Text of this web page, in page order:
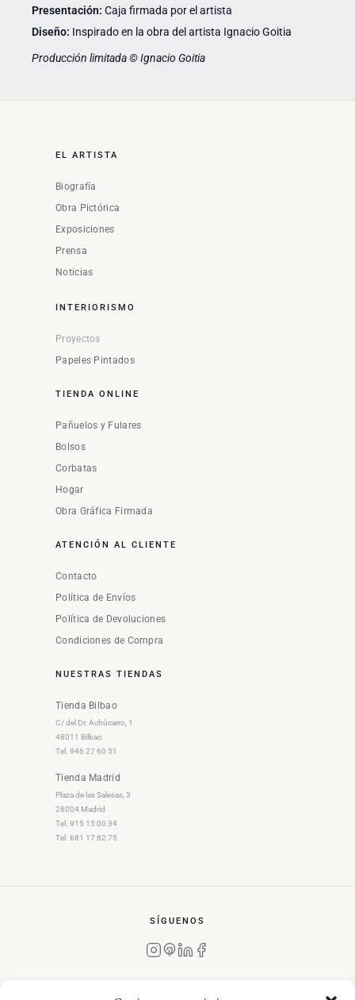
Presentación: Caja firmada por el artista
Diseño: Inspirado en la obra del artista Ignacio Goitia
Producción limitada © Ignacio Goitia
EL ARTISTA
Biografía
Obra Pictórica
Exposiciones
Prensa
Noticias
INTERIORISMO
Proyectos
Papeles Pintados
TIENDA ONLINE
Pañuelos y Fulares
Bolsos
Corbatas
Hogar
Obra Gráfica Firmada
ATENCIÓN AL CLIENTE
Contacto
Política de Envíos
Política de Devoluciones
Condiciones de Compra
NUESTRAS TIENDAS
Tienda Bilbao
C/ del Dr. Achúcarro, 1
48011 Bilbao
Tel. 946 27 60 51
Tienda Madrid
Plaza de las Salesas, 3
28004 Madrid
Tel. 915 15 00 34
Tel. 681 17 62 75
SÍGUENOS